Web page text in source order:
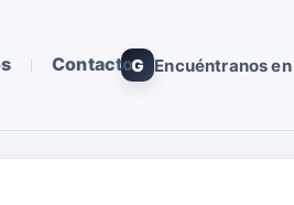
ContactoG Encuéntranos en